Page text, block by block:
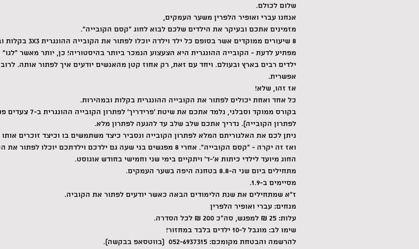
שלום לכולם.
אנחנו עברי ואופיר הלפרין משער העמקים,
מזמינים אתכם ובעיקר את הילדים שלכם לבוא לחוג "קסם הקובייה".
8 שיעורים ממוקדים אשר בסופם כל ילד וילדה יוכלו לפתור את הקובייה ההונגרית 3X3 בקלות ובמהירות.
מפתיע לדעת - הקובייה ההונגרית היא הצעצוע הנמכר ביותר בהיסטוריה! כן, יותר מאשר
ילדים רבים בארץ ובעולם. ויחד עם זאת, רק אחוז קטן מהאנשים יודעים איך לפתור אותה.
אפשרית.
אז זהו, שלא!
כל אחד ואחת יכולים לפתור את הקובייה ההונגרית בקלות ובמהירות.
בקורס ממוקד וסבלני,
לפתרון הקובייה). נדריך אתכם שלב שלב עד להגעה לפתרון מלא.
ניתן לכם את האלגוריתם המלא לפתרון הקובייה ונסביר כיצד משתמשים בו וכיצד זוכרים
ואז זה יקרה - "קסם הקובייה". אחרי 8 מפגשים בני שעה גם ילדכם וילדתכם יוכלו לפתור את הקובייה ההונגרית בקלות!
החוג מיועד לילדי כיתות א'-ד' ויתקיים בימי שני וחמישי בחודש אוגוסט.
מתחילים ביום שני ה-8.8 בטחנה היפה בשער העמקים.
מסיימים ב-1.9.
ז"א שמתחילים את שנת הלימודים הבאה כאשר יודעים לפתור את הקוביה.
מנחים: עברי ואופיר הלפרין
עלות: 25 ₪ למפגש, סה"כ 200 ₪ לכל הסדרה.
שימו לב: מוגבל ל-10 ילדים בלבד במחזור!
להרשמה והבטחת מקומכם: 052-6937315  (בווטסאפ בבקשה).